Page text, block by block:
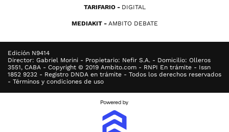
TARIFARIO DIGITAL
MEDIAKIT AMBITO DEBATE
Edición N9414
Director: Gabriel Morini - Propietario: Nefir S.A. - Domicilio: Olleros
3551, CABA - Copyright © 2019 Ambito.com - RNPI En trámite - Issn
1852 9232 - Registro DNDA en trámite - Todos los derechos reservados
- Términos y condiciones de uso